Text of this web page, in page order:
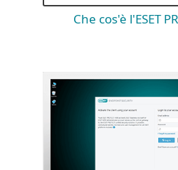
Che cos'è l'ESET